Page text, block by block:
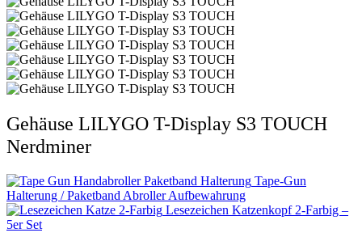
Gehäuse LILYGO T-Display S3 TOUCH
Nerdminer
Tape-Gun
Halterung / Paketband Abroller Aufbewahrung
Lesezeichen Katzenkopf 2-Farbig –
5er Set